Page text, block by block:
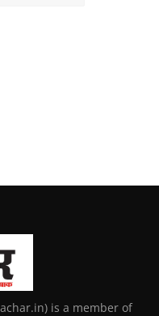
is a member of